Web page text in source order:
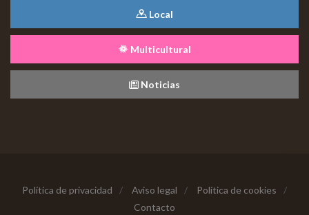
Local
Multicultural
Noticias
Política de privacidad / Aviso legal / Política de cookies
/
Contacto